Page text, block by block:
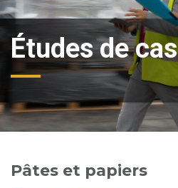
Études de cas
Pâtes et papiers